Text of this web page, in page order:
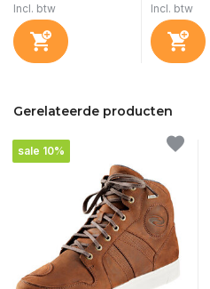
Incl. btw Incl. btw
Gerelateerde producten
sale 10%